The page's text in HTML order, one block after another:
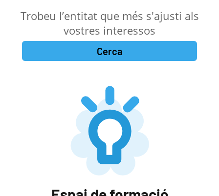
Trobeu l’entitat que més s'ajusti als
vostres interessos
Cerca